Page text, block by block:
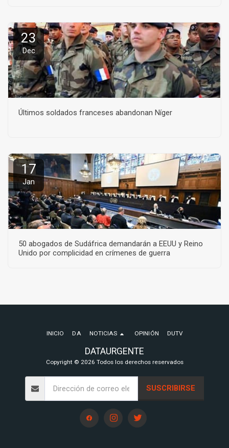
23
Dec
Últimos soldados franceses abandonan Níger
17
Jan
50 abogados de Sudáfrica demandarán a EEUU y Reino
Unido por complicidad en crímenes de guerra
DATAURGENTE
Copyright © 2026 Todos los derechos reservados
INICIO DA NOTICIAS OPINIÓN DUTV
SUSCRIBIRSE